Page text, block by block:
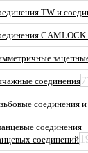
TW и
CAMLOCK
соединения
соединения
соединений